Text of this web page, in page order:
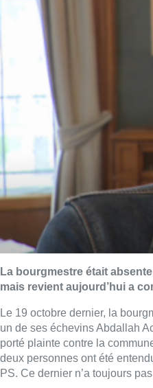
La bourgmestre était
mais revient aujourd’hui a
Le 19 octobre dernier, la
un de ses échevins Abdallah
porté plainte contre la
deux personnes ont été
PS. Ce dernier n’a toujours